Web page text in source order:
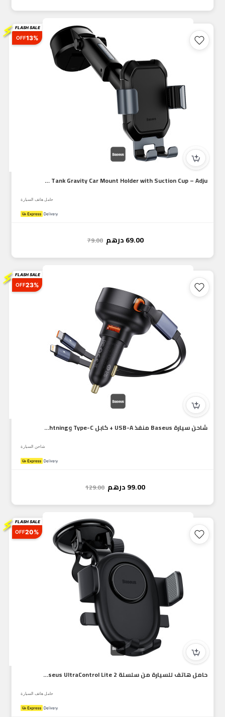
⚡ FLASH SALE
13%
OFF
Baseus Tank Gravity Car Mount Holder with Suction Cup – Adju...
حامل هاتف السيارة
69.00درهم 79.00
⚡ FLASH SALE
23%
OFF
شاحن سيارة Baseus منفذ USB-A + كابل Type-C وLightning قابل ل...
شاحن السيارة
99.00درهم 129.00
⚡ FLASH SALE
20%
OFF
حامل هاتف للسيارة من سلسلة Baseus UltraControl Lite 2 في 1 |...
حامل هاتف السيارة